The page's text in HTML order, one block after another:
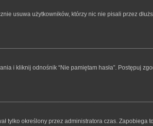
usuwa użytkowników, którzy nic nie pisali przez
i kliknij odnośnik “Nie pamiętam hasła”. Postępuj
tylko określony przez administratora czas. Zapobiega